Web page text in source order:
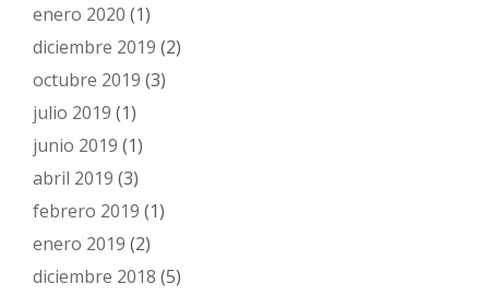
enero 2020 (1)
diciembre 2019 (2)
octubre 2019 (3)
julio 2019 (1)
junio 2019 (1)
abril 2019 (3)
febrero 2019 (1)
enero 2019 (2)
diciembre 2018 (5)